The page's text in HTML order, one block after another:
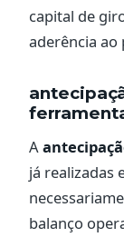
capital de
aderência
A
já realizadas
balanço